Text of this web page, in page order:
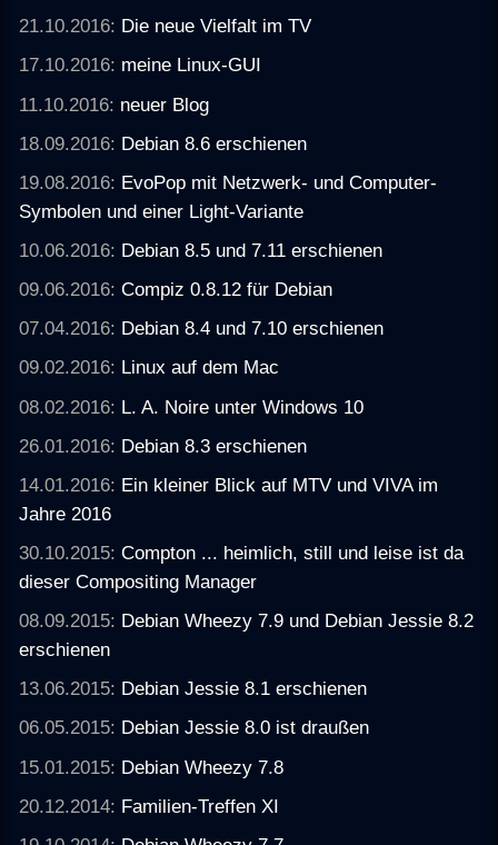
21.10.2016: Die neue Vielfalt im TV
17.10.2016: meine Linux-GUI
11.10.2016: neuer Blog
18.09.2016: Debian 8.6 erschienen
19.08.2016: EvoPop mit Netzwerk- und Computer-
Symbolen und einer Light-Variante
10.06.2016: Debian 8.5 und 7.11 erschienen
09.06.2016:Compiz 0.8.12 für Debian
07.04.2016: Debian 8.4 und 7.10 erschienen
09.02.2016: Linux auf dem Mac
08.02.2016: L. A. Noire unter Windows 10
26.01.2016: Debian 8.3 erschienen
14.01.2016: Ein kleiner Blick auf MTV und VIVA im
Jahre 2016
30.10.2015:Compton ... heimlich, still und leise ist da
dieser Compositing Manager
08.09.2015: Debian Wheezy 7.9 und Debian Jessie 8.2
erschienen
13.06.2015: Debian Jessie 8.1 erschienen
06.05.2015: Debian Jessie 8.0 ist draußen
15.01.2015: Debian Wheezy 7.8
20.12.2014: Familien-Treffen XI